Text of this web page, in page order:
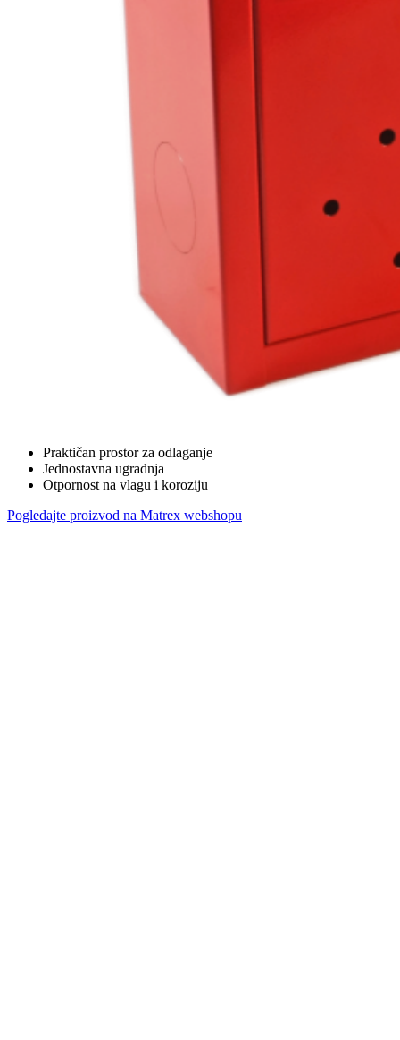
Praktičan prostor za odlaganje
Jednostavna ugradnja
Otpornost na vlagu i koroziju
Pogledajte proizvod na Matrex webshopu